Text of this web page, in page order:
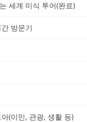
세계 미식 투어(완료)
방문기
(이민, 관광, 생활 등)